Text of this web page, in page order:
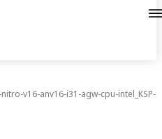
v16-anv16-i31-agw-cpu-intel_KSP-